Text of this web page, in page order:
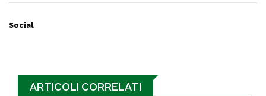
Social
ARTICOLI CORRELATI